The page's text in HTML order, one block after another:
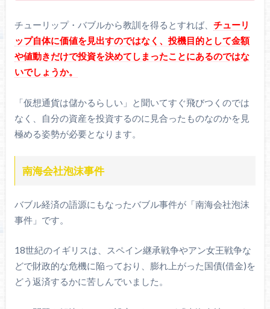
チューリップ・バブルから教訓を得るとすれば、 チューリ
ップ自体に価値を見出すのではなく、投機目的として金額
や値動きだけで投資を決めてしまったことにあるのではな
いでしょうか。
「仮想通貨は儲かるらしい」と聞いてすぐ飛びつくのでは
なく、自分の資産を投資するのに見合ったものなのかを見
極める姿勢が必要となります。
南海会社泡沫事件
バブル経済の語源にもなったバブル事件が「南海会社泡沫
事件」です。
18世紀のイギリスは、スペイン継承戦争やアン女王戦争な
どで財政的な危機に陥っており、膨れ上がった国債(借金)を
どう返済するかに苦しんでいました。